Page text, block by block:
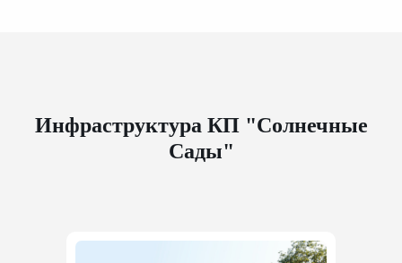
Инфраструктура КП "Солнечные
Сады"